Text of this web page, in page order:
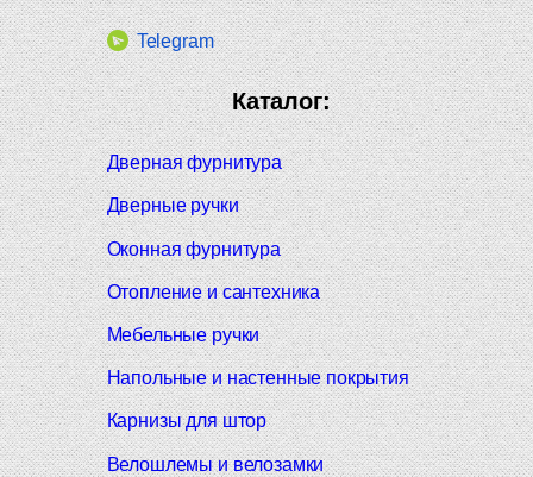
Telegram
Каталог:
Дверная фурнитура
Дверные ручки
Оконная фурнитура
Отопление и сантехника
Мебельные ручки
Напольные и настенные покрытия
Карнизы для штор
Велошлемы и велозамки